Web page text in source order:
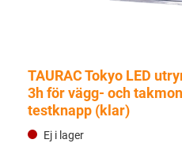
TAURAC Tokyo LED
3h för vägg- och
testknapp (klar)
Ej i lager